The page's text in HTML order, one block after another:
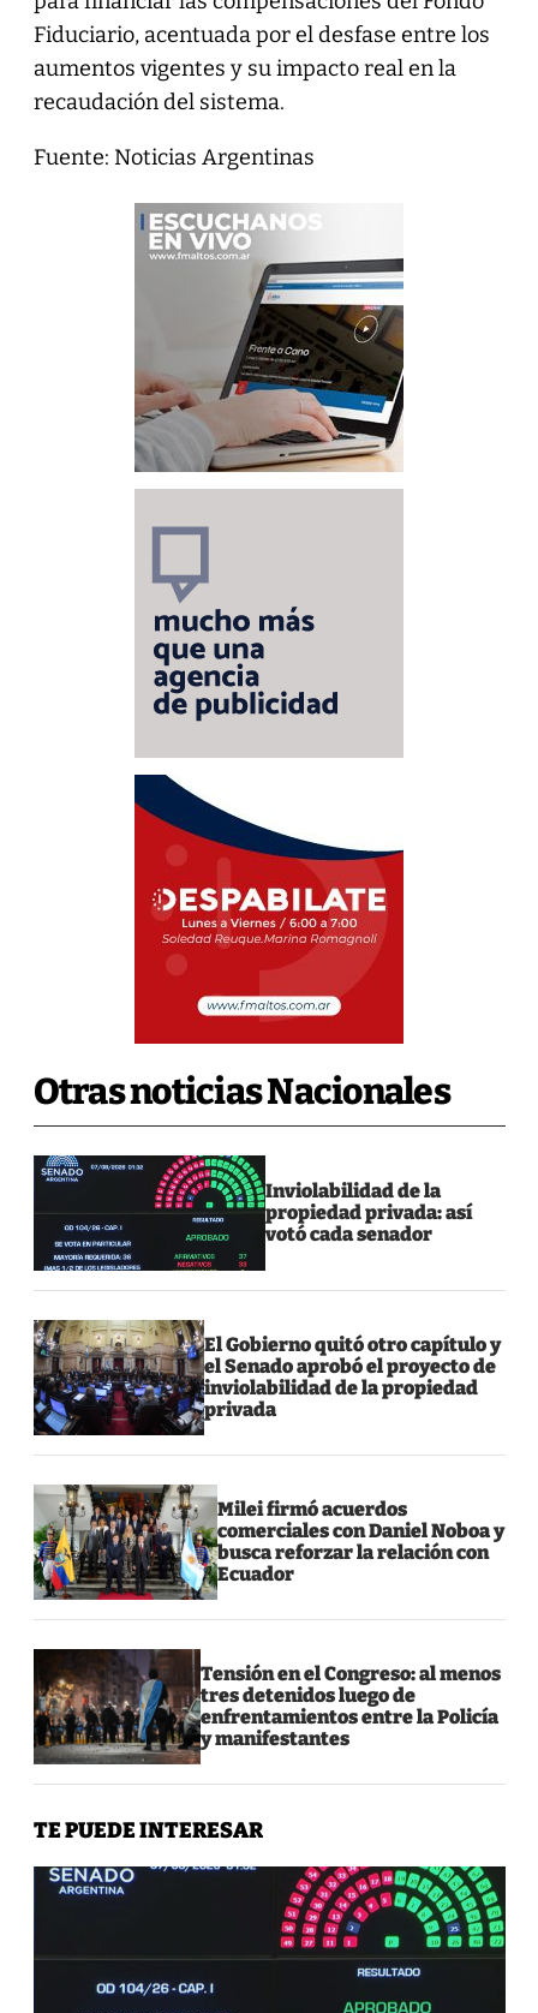
Fiduciario, acentuada por el desfase entre los
aumentos vigentes y su impacto real en la
recaudación del sistema.
Fuente: Noticias Argentinas
Otras noticias Nacionales
Inviolabilidad de la
propiedad privada: así
votó cada senador
El Gobierno quitó otro capítulo y
el Senado aprobó el proyecto de
inviolabilidad de la propiedad
privada
Milei firmó acuerdos
comerciales con Daniel Noboa y
busca reforzar la relación con
Ecuador
Tensión en el Congreso: al menos
tres detenidos luego de
enfrentamientos entre la Policía
y manifestantes
TE PUEDE INTERESAR